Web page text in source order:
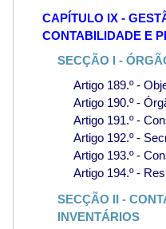
CAPÍTULO IX -
CONTABILIDADE E
SECÇÃO I -
Artigo 189.º -
Artigo 190.º -
Artigo 191.º -
Artigo 192.º -
Artigo 193.º -
Artigo 194.º -
SECÇÃO II -
INVENTÁRIOS